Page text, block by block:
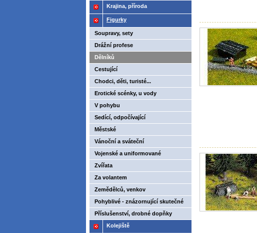
Krajina, příroda
Figurky
Soupravy, sety
Drážní profese
Dělníků
Cestující
Chodci, děti, turisté...
Erotické scénky, u vody
V pohybu
Sedící, odpočívající
Městské
Vánoční a sváteční
Vojenské a uniformované
Zvířata
Za volantem
Zemědělců, venkov
Pohyblivé - znázornující skutečné
pohyby
Příslušenství, drobné dopňky
Kolejiště